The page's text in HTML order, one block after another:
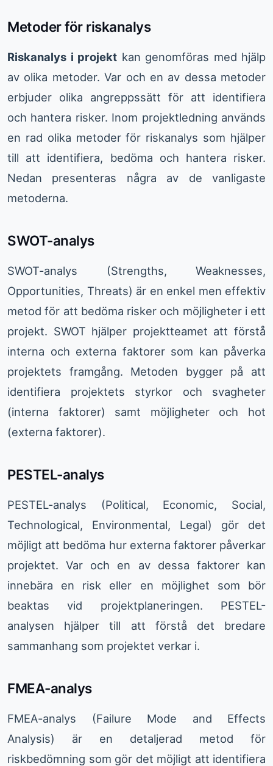
Metoder för riskanalys
Riskanalys i projekt kan genomföras med hjälp
av olika metoder. Var och en av dessa metoder
erbjuder olika angreppssätt för att identifiera
och hantera risker. Inom projektledning används
en rad olika metoder för riskanalys som hjälper
till att identifiera, bedöma och hantera risker.
Nedan presenteras några av de vanligaste
metoderna.
SWOT-analys
SWOT-analys (Strengths, Weaknesses,
Opportunities, Threats) är en enkel men effektiv
metod för att bedöma risker och möjligheter i ett
projekt. SWOT hjälper projektteamet att förstå
interna och externa faktorer som kan påverka
projektets framgång. Metoden bygger på att
identifiera projektets styrkor och svagheter
(interna faktorer) samt möjligheter och hot
(externa faktorer).
PESTEL-analys
PESTEL-analys (Political, Economic, Social,
Technological, Environmental, Legal) gör det
möjligt att bedöma hur externa faktorer påverkar
projektet. Var och en av dessa faktorer kan
innebära en risk eller en möjlighet som bör
beaktas vid projektplaneringen. PESTEL-
analysen hjälper till att förstå det bredare
sammanhang som projektet verkar i.
FMEA-analys
FMEA-analys (Failure Mode and Effects
Analysis) är en detaljerad metod för
riskbedömning som gör det möjligt att identifiera